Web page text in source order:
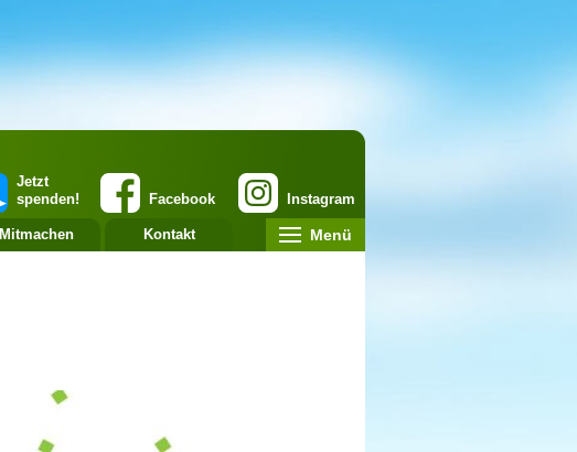
Instagram
Facebook
Jetzt
spenden!
Mitmachen Kontakt Menü